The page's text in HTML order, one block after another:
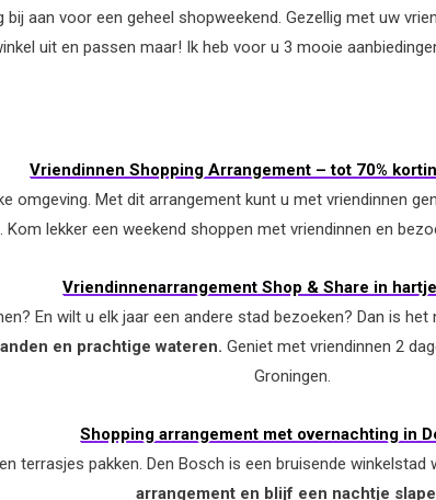
bij aan voor een geheel shopweekend. Gezellig met uw
uit en passen maar! Ik heb voor u 3 mooie
Vriendinnen Shopping Arrangement – tot 70%
omgeving. Met dit arrangement kunt u met vriendinnen
. Kom lekker een weekend shoppen met vriendinnen en
Vriendinnenarrangement Shop & Share in
En wilt u elk jaar een andere stad bezoeken? Dan is
en prachtige wateren. Geniet met vriendinnen 2
Groningen.
Shopping arrangement met overnachting in
terrasjes pakken. Den Bosch is een bruisende
arrangement en blijf een nachtje